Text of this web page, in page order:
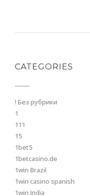
CATEGORIES
! Без рубрики
1
111
15
1bet5
1betcasino.de
1win Brazil
1win casino spanish
1win India